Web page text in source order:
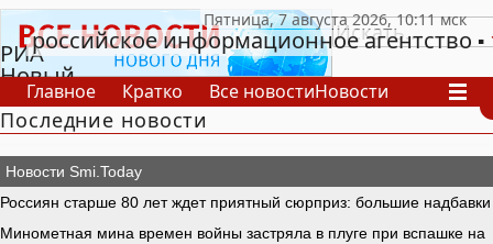
РИА
Новый
День
российское информационное агентство
Главное Кратко Все новостиНовости
В России
В мире
СпецпроектыПроекты Архив
Последние новости